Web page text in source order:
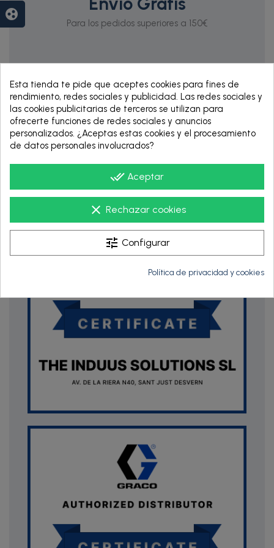
Para los pedidos superiores a 150€
HASTA 60 MESES
Esta tienda te pide que aceptes cookies para fines de
rendimiento, redes sociales y publicidad. Las redes sociales y
las cookies publicitarias de terceros se utilizan para
ofrecerte funciones de redes sociales y anuncios
personalizados. ¿Aceptas estas cookies y el procesamiento
de datos personales involucrados?
done_all Aceptar
clear Rechazar cookies
tune Configurar
Política de privacidad y cookies
group_work